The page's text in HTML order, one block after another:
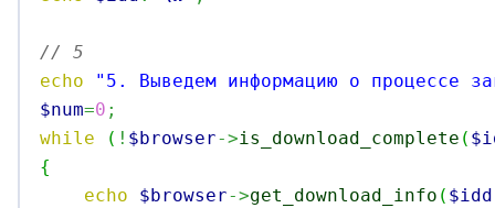
// 5
echo
"5. Выведем информацию о процессе
$num=0 ;
while
( ! $browser->is_download_complete (
{
echo
$browser->get_download_info ( $idd